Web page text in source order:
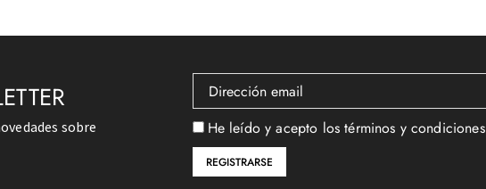
sobre
He leído y acepto los términos y condiciones